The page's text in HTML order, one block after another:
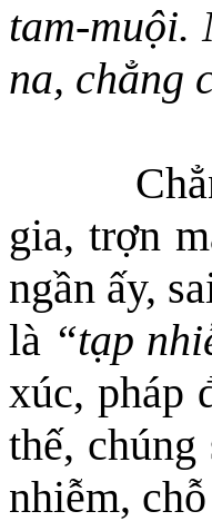
tam-muội.
na, chẳng
gia, trợn
ngần ấy,
là “tạp
xúc, pháp
thế,
nhiễm,